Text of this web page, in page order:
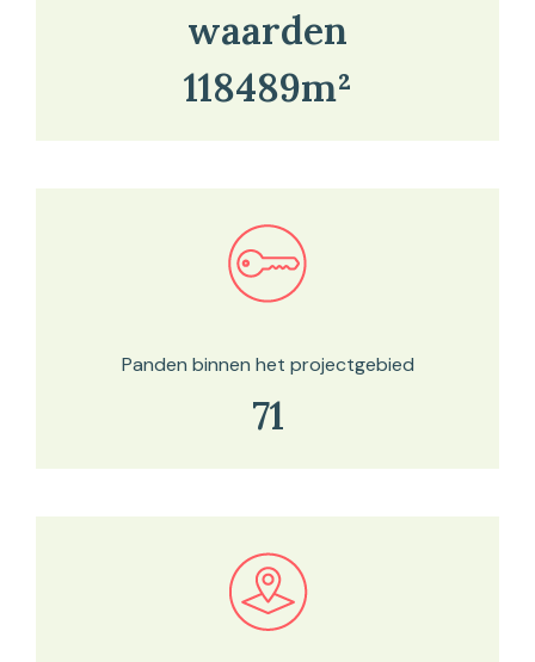
waarden
118489m²
Bekijk in onze kaartviewer
Panden binnen het projectgebied
71
Bekijk in onze kaartviewer